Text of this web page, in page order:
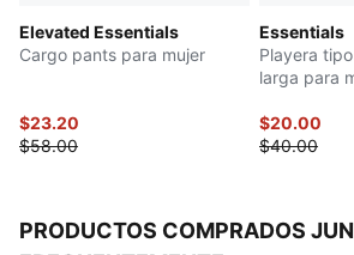
Elevated Essentials
Cargo pants para mujer
$23.20
$58.00
Essentials
Playera
larga para
$20.00
$40.00
PRODUCTOS COMPRADOS